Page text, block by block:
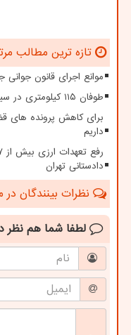
تازه ترین مطالب
موانع اجرای قانون
طوفان ۱۱۵ کیلومتری در سیستان
برای کاهش پرونده های
داریم
دادستانی تهران
نظرات بینندگان
لطفا شما هم نظر